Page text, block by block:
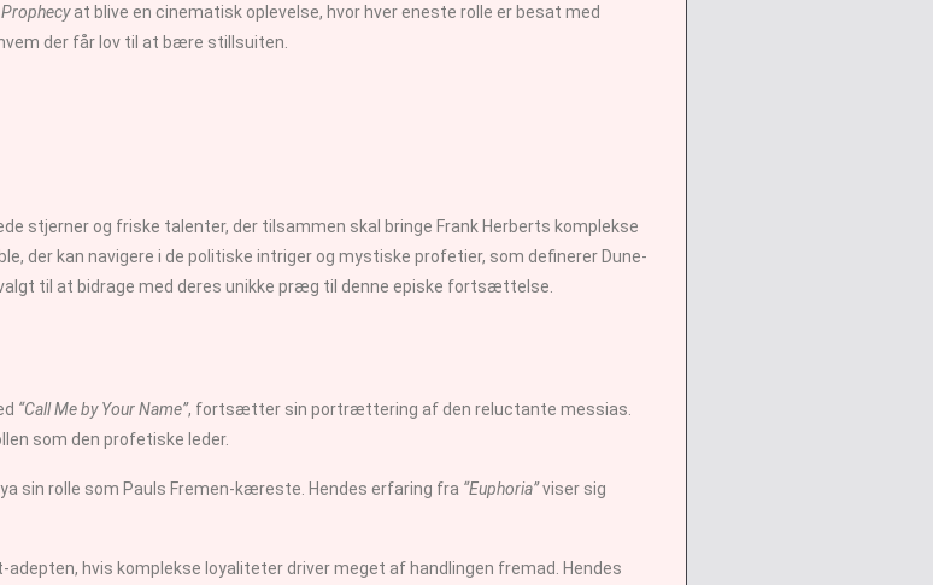
at blive en cinematisk oplevelse, hvor hver eneste rolle er besat med
der får lov til at bære stillsuiten.
stjerner og friske talenter, der tilsammen skal bringe Frank Herberts komplekse
der kan navigere i de politiske intriger og mystiske profetier, som definerer Dune-
til at bidrage med deres unikke præg til denne episke fortsættelse.
“Call Me by Your Name”, fortsætter sin portrættering af den reluctante messias.
som den profetiske leder.
sin rolle som Pauls Fremen-kæreste. Hendes erfaring fra “Euphoria”viser sig
adepten, hvis komplekse loyaliteter driver meget af handlingen fremad. Hendes